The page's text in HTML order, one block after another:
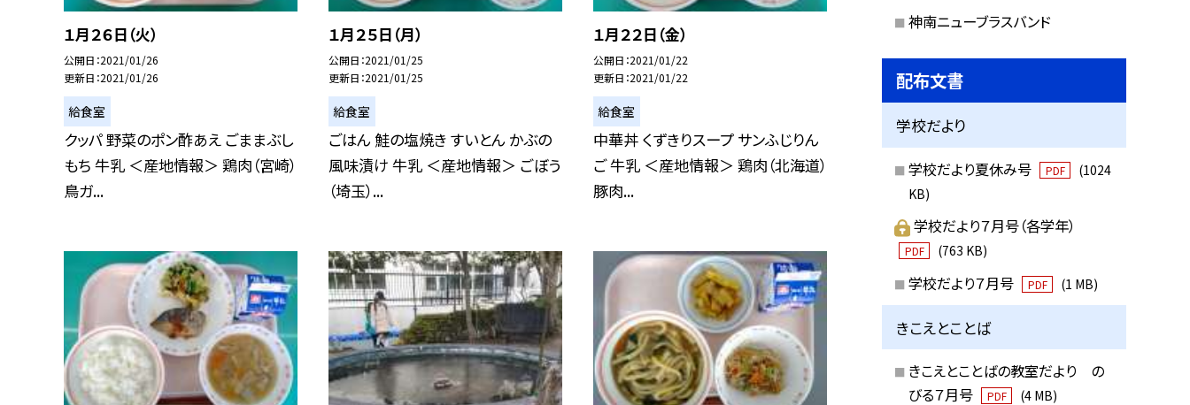
１月２６日（火）
公開日 2021/01/26
更新日 2021/01/26
給食室
クッパ 野菜のポン酢あえ ごままぶし
もち 牛乳 ＜産地情報＞ 鶏肉（宮崎）
鳥ガ...
１月２５日（月）
公開日 2021/01/25
更新日 2021/01/25
給食室
ごはん 鮭の塩焼き すいとん かぶの
風味漬け 牛乳 ＜産地情報＞ ごぼう
（埼玉）...
１月２２日（金）
公開日 2021/01/22
更新日 2021/01/22
給食室
中華丼 くずきりスープ サンふじりん
ご 牛乳 ＜産地情報＞ 鶏肉（北海道）
豚肉...
神南ニューブラスバンド
配布文書
学校だより
学校だより夏休み号 PDF
(1024
KB)
学校だより７月号（各学年）
PDF (763 KB)
学校だより７月号 PDF (1 MB)
きこえとことば
きこえとことばの教室だより の
びる７月号
PDF (4 MB)